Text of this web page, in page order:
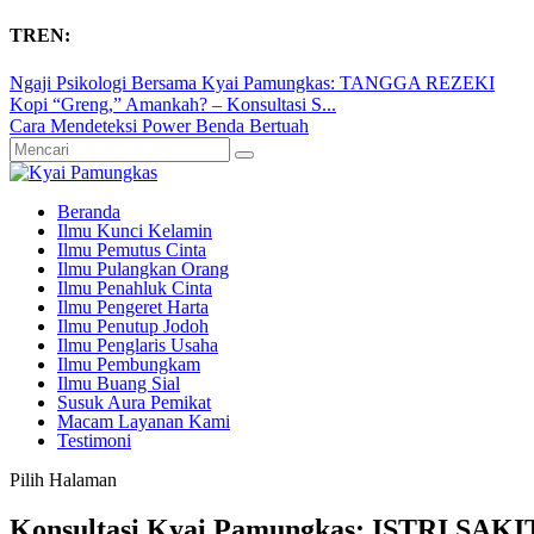
TREN:
Ngaji Psikologi Bersama Kyai Pamungkas: TANGGA REZEKI
Kopi “Greng,” Amankah? – Konsultasi S...
Cara Mendeteksi Power Benda Bertuah
Beranda
Ilmu Kunci Kelamin
Ilmu Pemutus Cinta
Ilmu Pulangkan Orang
Ilmu Penahluk Cinta
Ilmu Pengeret Harta
Ilmu Penutup Jodoh
Ilmu Penglaris Usaha
Ilmu Pembungkam
Ilmu Buang Sial
Susuk Aura Pemikat
Macam Layanan Kami
Testimoni
Pilih Halaman